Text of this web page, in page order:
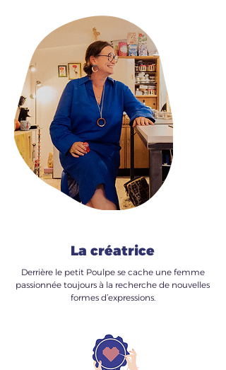
La créatrice
Derrière le petit Poulpe se cache une femme
passionnée toujours à la recherche de nouvelles
formes d’expressions.